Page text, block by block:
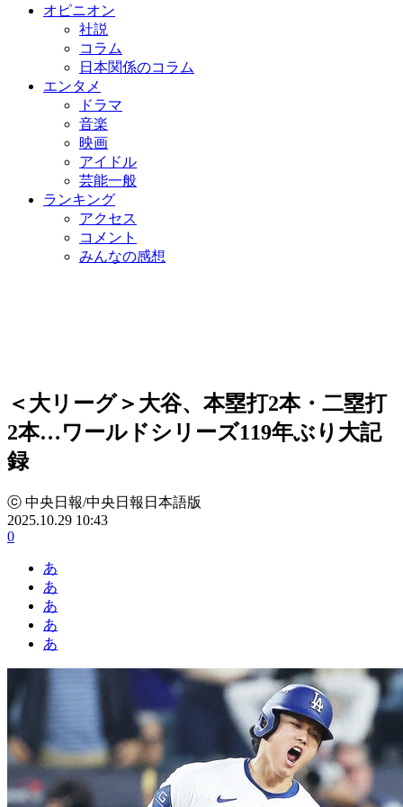
オピニオン
社説
コラム
日本関係のコラム
エンタメ
ドラマ
音楽
映画
アイドル
芸能一般
ランキング
アクセス
コメント
みんなの感想
＜大リーグ＞大谷、本塁打2本・二塁打
2本…ワールドシリーズ119年ぶり大記
録
ⓒ 中央日報/中央日報日本語版
2025.10.29 10:43
0
あ
あ
あ
あ
あ